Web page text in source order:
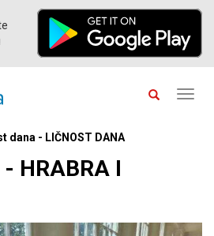
dana - LIČNOST DANA
HRABRA I